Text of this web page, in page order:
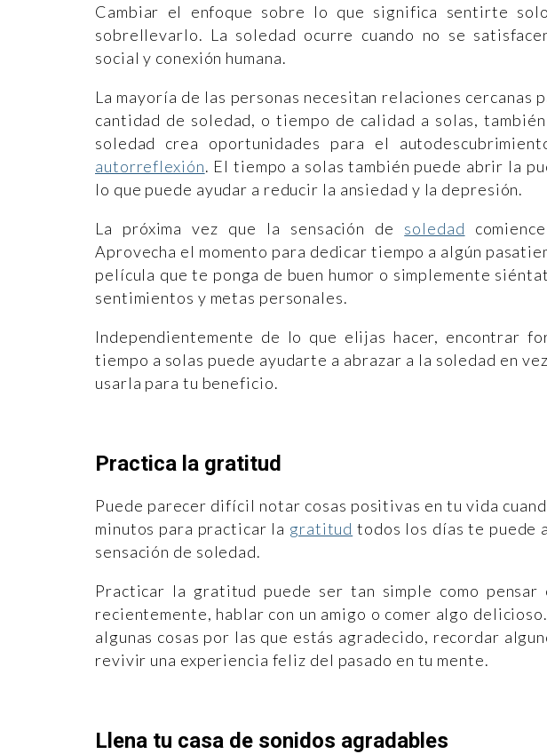
Cambiar el enfoque sobre lo que significa sentirte
sobrellevarlo. La soledad ocurre cuando no se
social y conexión humana.
La mayoría de las personas necesitan relaciones cercanas
cantidad de soledad, o tiempo de calidad a solas,
soledad crea oportunidades para el
autorreflexión. El tiempo a solas también puede abrir la
lo que puede ayudar a reducir la ansiedad y la depresión.
La próxima vez que la sensación de soledad
Aprovecha el momento para dedicar tiempo a algún
película que te ponga de buen humor o simplemente
sentimientos y metas personales.
Independientemente de lo que elijas hacer, encontrar
tiempo a solas puede ayudarte a abrazar a la soledad en
usarla para tu beneficio.
Practica la gratitud
Puede parecer difícil notar cosas positivas en tu vida
minutos para practicar la gratitud todos los días te puede
sensación de soledad.
Practicar la gratitud puede ser tan simple como
recientemente, hablar con un amigo o comer algo
algunas cosas por las que estás agradecido, recordar
revivir una experiencia feliz del pasado en tu mente.
Llena tu casa de sonidos agradables